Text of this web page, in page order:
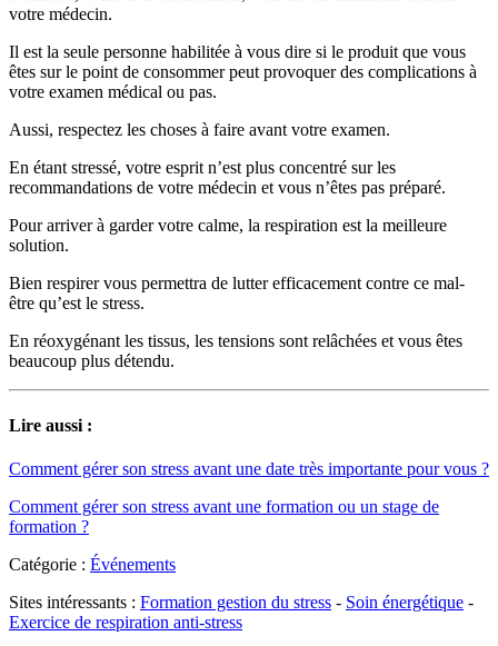
votre médecin.
Il est la seule personne habilitée à vous dire si le produit que vous
êtes sur le point de consommer peut provoquer des complications à
votre examen médical ou pas.
Aussi, respectez les choses à faire avant votre examen.
En étant stressé, votre esprit n’est plus concentré sur les
recommandations de votre médecin et vous n’êtes pas préparé.
Pour arriver à garder votre calme, la respiration est la meilleure
solution.
Bien respirer vous permettra de lutter efficacement contre ce mal-
être qu’est le stress.
En réoxygénant les tissus, les tensions sont relâchées et vous êtes
beaucoup plus détendu.
Lire aussi :
Comment gérer son stress avant une date très importante pour vous ?
Comment gérer son stress avant une formation ou un stage de
formation ?
Catégorie : Événements
Sites intéressants : Formation gestion du stress - Soin énergétique -
Exercice de respiration anti-stress